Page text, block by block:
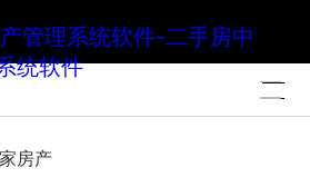
房产